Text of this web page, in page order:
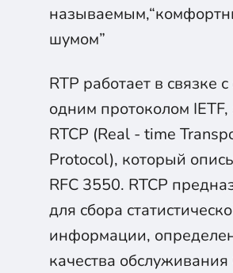
шумом”
RTP работает в связке
одним протоколом
RTCP (Real - time
Protocol), который
RFC 3550. RTCP
для сбора
информации,
качества обслуживания